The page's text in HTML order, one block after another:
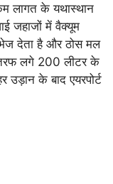
लागत के यथास्थान
जहाजों में वैक्यूम
देता है और ठोस मल
लगे 200 लीटर के
के बाद एयरपोर्ट